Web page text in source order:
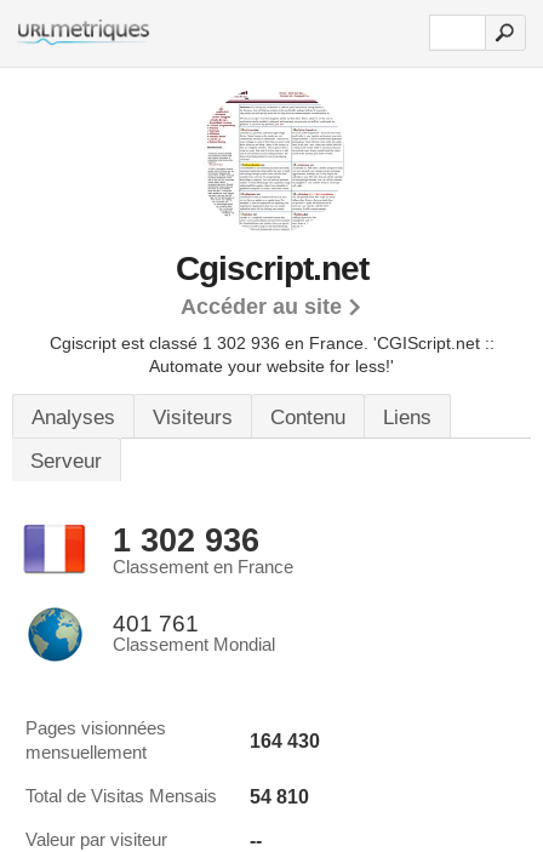
Cgiscript.net
Accéder au site
Cgiscript est classé 1 302 936 en France. 'CGIScript.net ::
Automate your website for less!'
Analyses Visiteurs Contenu
Liens
Serveur
1 302 936
Classement en France
401 761
Classement Mondial
Pages visionnées
mensuellement
164 430
Total de Visitas Mensais 54 810
Valeur par visiteur --